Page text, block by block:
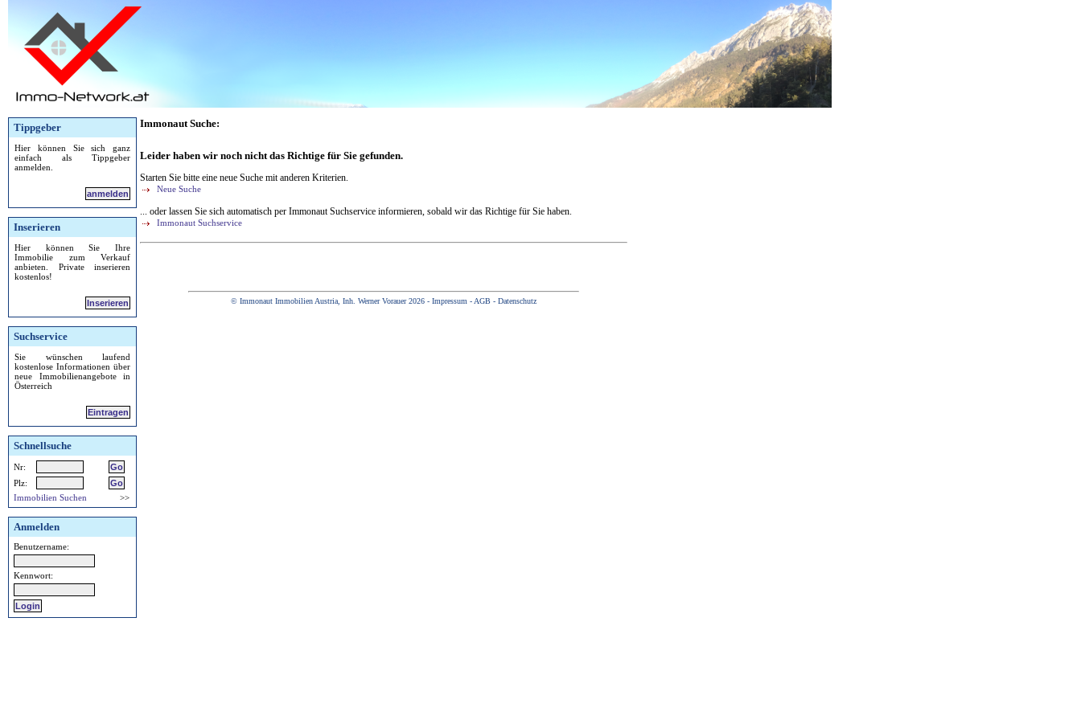
Tippgeber
Hier können Sie sich ganz
einfach als Tippgeber
anmelden.
anmelden
Inserieren
Hier können Sie Ihre
Immobilie zum Verkauf
anbieten. Private inserieren
kostenlos!
Inserieren
Suchservice
Sie wünschen laufend
kostenlose Informationen über
neue Immobilienangebote in
Österreich
Eintragen
Schnellsuche
Nr:
Plz:
Immobilien Suchen
>>
Anmelden
Benutzername:
Kennwort:
Immonaut Suche:
Leider haben wir noch nicht das Richtige für Sie gefunden.
Starten Sie bitte eine neue Suche mit anderen Kriterien.
Neue Suche
... oder lassen Sie sich automatisch per Immonaut Suchservice informieren, sobald wir das Richtige für Sie haben.
Immonaut Suchservice
© Immonaut Immobilien Austria, Inh. Werner Vorauer 2026 - Impressum - AGB - Datenschutz